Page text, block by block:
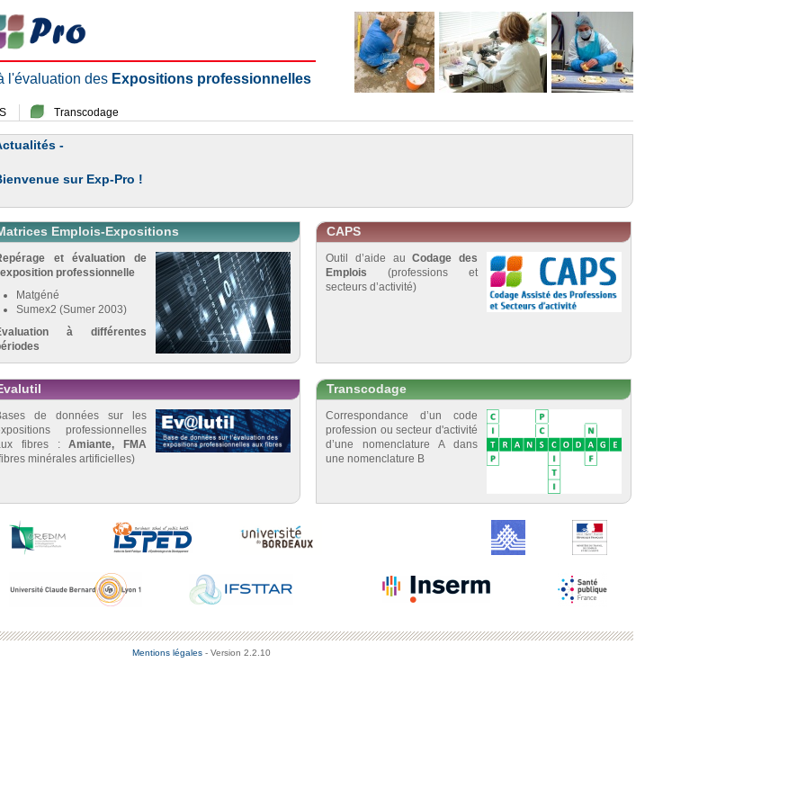
l'évaluation des Expositions professionnelles
Transcodage
-
sur Exp-Pro !
Emplois-Expositions
et évaluation de
professionnelle
Matgéné
Sumex2 (Sumer 2003)
à différentes
CAPS
Outil d’aide auCodage des
Emplois (professions et
secteurs d’activité)
de données sur les
professionnelles
fibres :Amiante, FMA
minérales artificielles)
Transcodage
Correspondance d’un code
profession ou secteur d'activité
d’une nomenclature A dans
une nomenclature B
Mentions légales - Version 2.2.10